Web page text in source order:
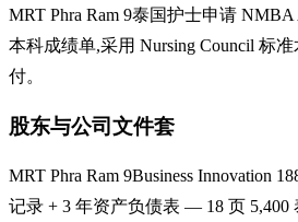
MRT Phra Ram 9泰国护士申请
本科成绩单,采用 Nursing Council 标
付。
股东与公司文件套
MRT Phra Ram 9Business Innovation
记录 + 3 年资产负债表 — 18 页 5,400